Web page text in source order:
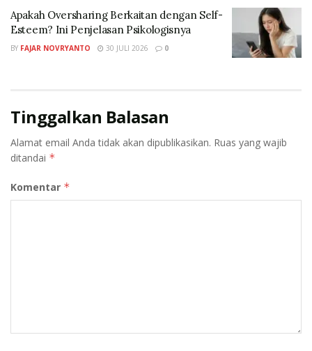
Apakah Oversharing Berkaitan dengan Self-
Esteem? Ini Penjelasan Psikologisnya
BY FAJAR NOVRYANTO 30 JULI 2026 0
Tinggalkan Balasan
Alamat email Anda tidak akan dipublikasikan. Ruas yang wajib
ditandai *
Komentar *